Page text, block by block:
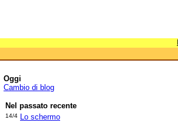
Oggi
Cambio di blog
Nel passato recente
14/4 Lo schermo